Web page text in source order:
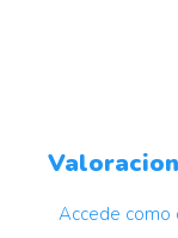
Accede como